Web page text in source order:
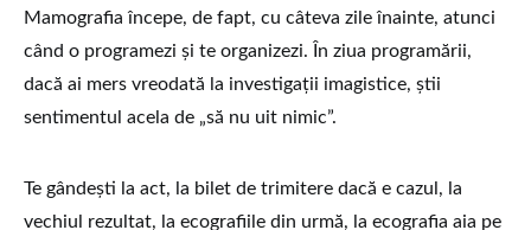
Mamografia începe, de fapt, cu câteva zile înainte, atunci
când o programezi și te organizezi. În ziua programării,
dacă ai mers vreodată la investigații imagistice, știi
sentimentul acela de „să nu uit nimic”.
Te gândești la act, la bilet de trimitere dacă e cazul, la
vechiul rezultat, la ecografiile din urmă, la ecografia aia pe